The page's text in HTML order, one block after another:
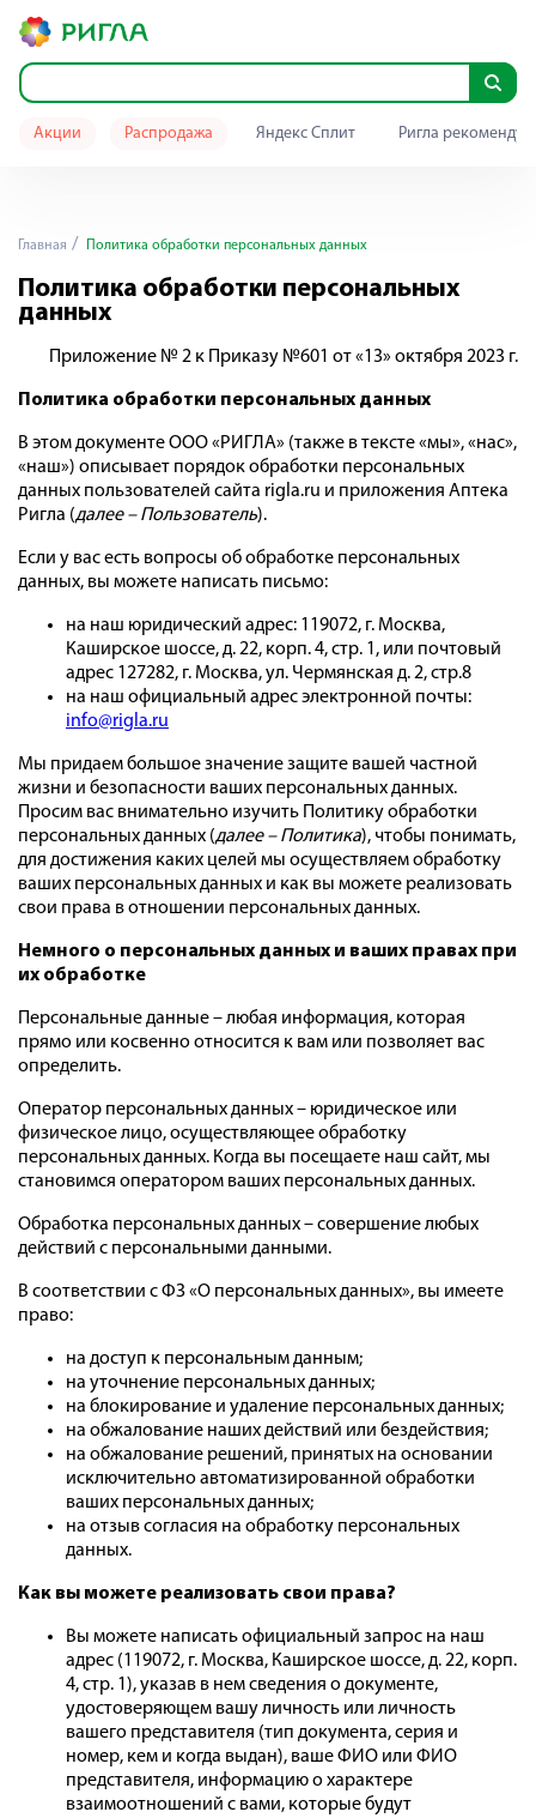
Акции Распродажа Яндекс Сплит Ригла
Главная Политика обработки персональных данных
Политика обработки персональных
данных
Приложение № 2 к Приказу №601 от «13» октября 2023 г.
Политика обработки персональных данных
В этом документе ООО «РИГЛА» (также в тексте «мы», «нас»,
«наш») описывает порядок обработки персональных
данных пользователей сайта rigla.ru и приложения Аптека
Ригла (далее – Пользователь).
Если у вас есть вопросы об обработке персональных
данных, вы можете написать письмо:
на наш юридический адрес: 119072, г. Москва,
Каширское шоссе, д. 22, корп. 4, стр. 1, или почтовый
адрес 127282, г. Москва, ул. Чермянская д. 2, стр.8
на наш официальный адрес электронной почты:
info@rigla.ru
Мы придаем большое значение защите вашей частной
жизни и безопасности ваших персональных данных.
Просим вас внимательно изучить Политику обработки
персональных данных (далее – Политика), чтобы понимать,
для достижения каких целей мы осуществляем обработку
ваших персональных данных и как вы можете реализовать
свои права в отношении персональных данных.
Немного о персональных данных и ваших правах при
их обработке
Персональные данные – любая информация, которая
прямо или косвенно относится к вам или позволяет вас
определить.
Оператор персональных данных – юридическое или
физическое лицо, осуществляющее обработку
персональных данных. Когда вы посещаете наш сайт, мы
становимся оператором ваших персональных данных.
Обработка персональных данных – совершение любых
действий с персональными данными.
В соответствии с ФЗ «О персональных данных», вы имеете
право:
на доступ к персональным данным;
на уточнение персональных данных;
на блокирование и удаление персональных данных;
на обжалование наших действий или бездействия;
на обжалование решений, принятых на основании
исключительно автоматизированной обработки
ваших персональных данных;
на отзыв согласия на обработку персональных
данных.
Как вы можете реализовать свои права?
Вы можете написать официальный запрос на наш
адрес (119072, г. Москва, Каширское шоссе, д. 22, корп.
4, стр. 1), указав в нем сведения о документе,
удостоверяющем вашу личность или личность
вашего представителя (тип документа, серия и
номер, кем и когда выдан), ваше ФИО или ФИО
представителя, информацию о характере
взаимоотношений с вами, которые будут